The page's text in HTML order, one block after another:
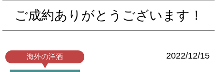
ご成約ありがとうございます！
海外の洋酒 2022/12/15